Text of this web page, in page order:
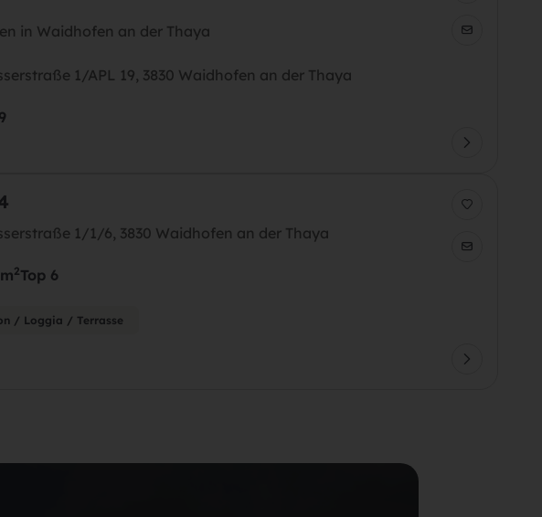
in Waidhofen an der Thaya
1/APL 19, 3830 Waidhofen an der Thaya
1/1/6, 3830 Waidhofen an der Thaya
2Top 6
/ Loggia / Terrasse